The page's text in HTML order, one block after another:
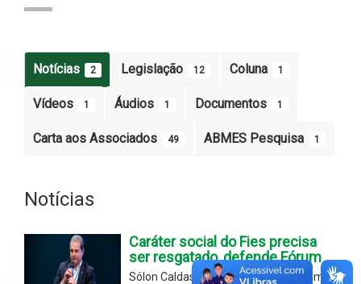
Notícias 2 Legislação 12 Coluna 1
Vídeos 1 Áudios 1 Documentos 1
Carta aos Associados 49 ABMES Pesquisa 1
Notícias
Caráter social do Fies precisa
ser resgatado, defende Fórum
Sólon Caldas representou o Fórum em